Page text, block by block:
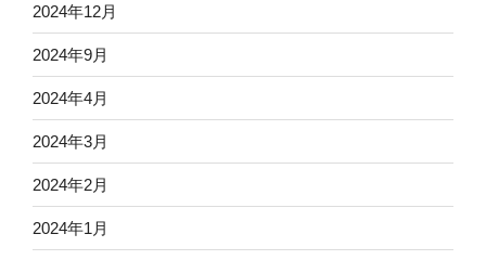
2024年12月
2024年9月
2024年4月
2024年3月
2024年2月
2024年1月